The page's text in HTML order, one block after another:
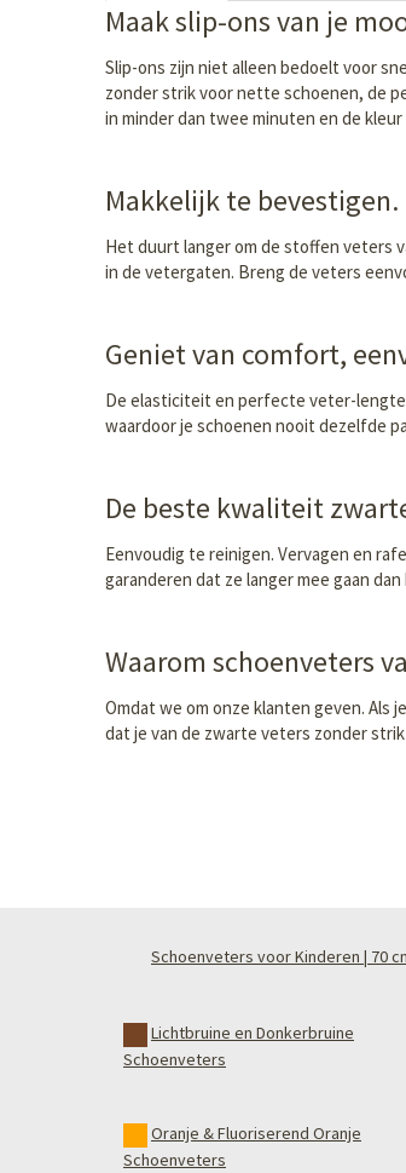
Maak slip-ons van je
Slip-ons zijn niet alleen bedoelt voor
zonder strik voor nette schoenen, de
in minder dan twee minuten en de
Makkelijk te
Het duurt langer om de stoffen veters
in de vetergaten. Breng de veters
Geniet van comfort,
De elasticiteit en perfecte veter-lengte
waardoor je schoenen nooit dezelfde
De beste kwaliteit
Eenvoudig te reinigen. Vervagen en
garanderen dat ze langer mee gaan
Waarom schoenveters
Omdat we om onze klanten geven.
dat je van de zwarte veters zonder
Schoenveters voor Kinderen | 70
Lichtbruine en Donkerbruine
Schoenveters
Oranje & Fluoriserend Oranje
Schoenveters